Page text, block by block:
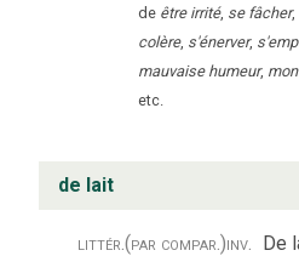
de être irrité, se fâcher,
colère, s'énerver,
mauvaise humeur,
etc.
de lait
littér. (par compar.)inv.
De